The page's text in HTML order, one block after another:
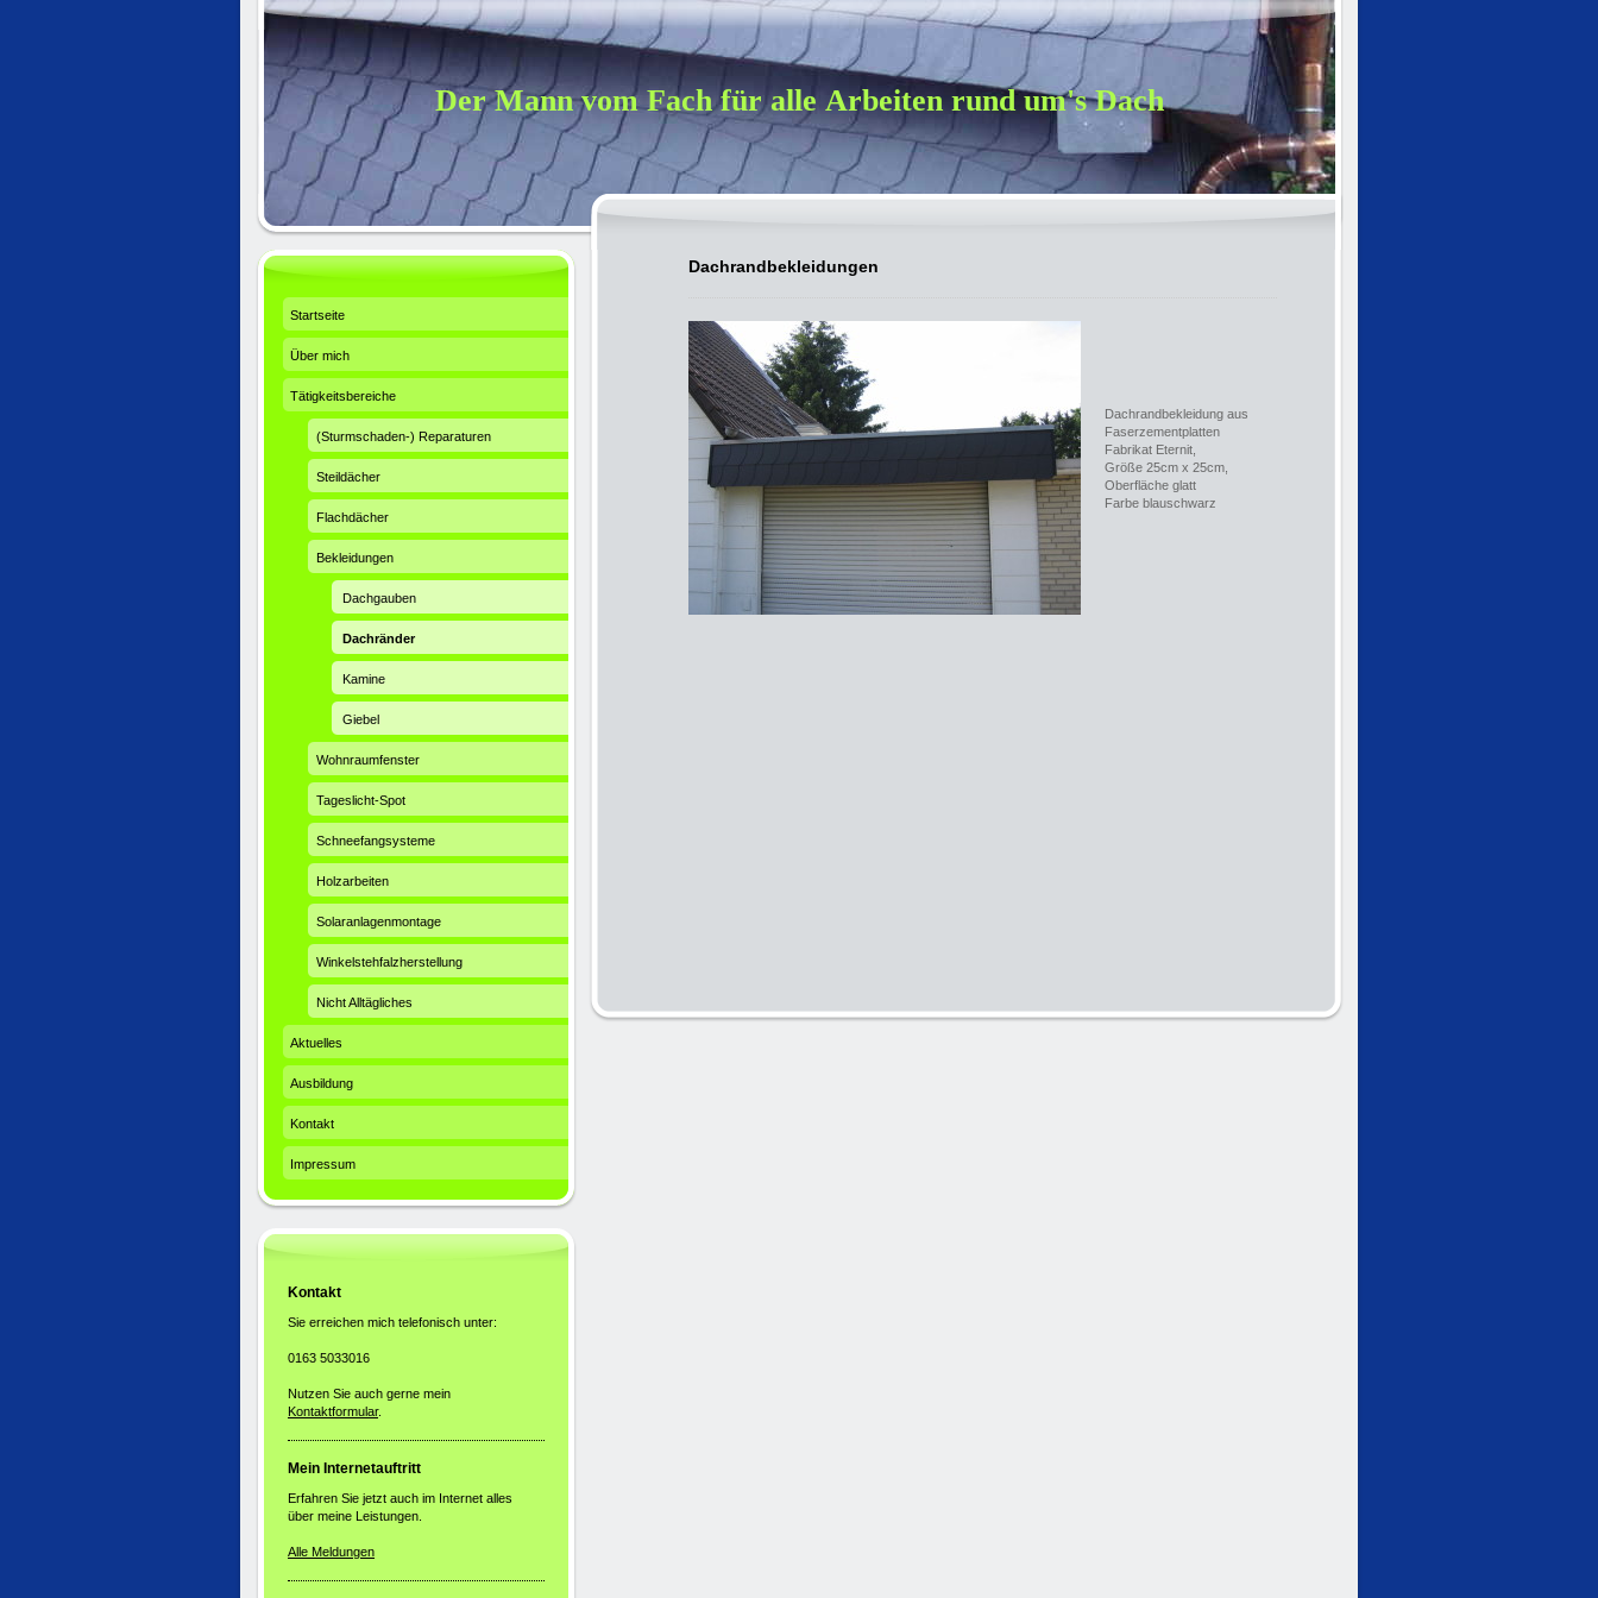
Der Mann vom Fach für alle Arbeiten rund um's Dach
Dachrandbekleidungen
Dachrandbekleidung aus
Faserzementplatten
Fabrikat Eternit,
Größe 25cm x 25cm,
Oberfläche glatt
Farbe blauschwarz
Startseite
Über mich
Tätigkeitsbereiche
(Sturmschaden-) Reparaturen
Steildächer
Flachdächer
Bekleidungen
Dachgauben
Dachränder
Kamine
Giebel
Wohnraumfenster
Tageslicht-Spot
Schneefangsysteme
Holzarbeiten
Solaranlagenmontage
Winkelstehfalzherstellung
Nicht Alltägliches
Aktuelles
Ausbildung
Kontakt
Impressum
Kontakt
Sie erreichen mich telefonisch unter:
0163 5033016
Nutzen Sie auch gerne mein
Kontaktformular.
Mein Internetauftritt
Erfahren Sie jetzt auch im Internet alles
über meine Leistungen.
Alle Meldungen